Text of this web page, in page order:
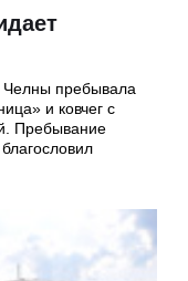
пребывала
и ковчег с
Пребывание